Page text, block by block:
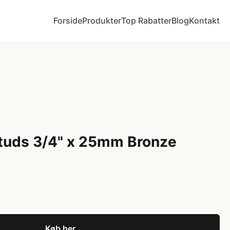
ForsideProdukterTop RabatterBlogKontakt
3/4" x 25mm Bronze